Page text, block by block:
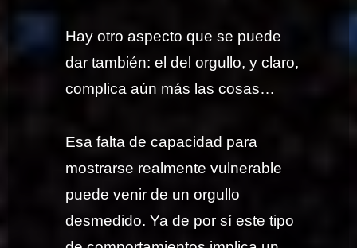
Hay otro aspecto que se puede
dar también: el del orgullo, y claro,
complica aún más las cosas…
Esa falta de capacidad para
mostrarse realmente vulnerable
puede venir de un orgullo
desmedido. Ya de por sí este tipo